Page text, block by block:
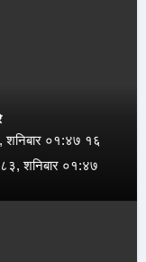
०१:४७ १६
शनिबार ०१:४७